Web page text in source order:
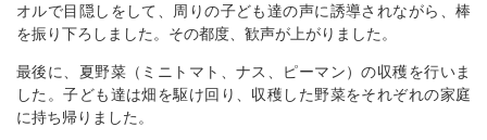
オルで目隠しをして、周りの子ども達の声に誘導されながら、棒
を振り下ろしました。その都度、歓声が上がりました。
最後に、夏野菜（ミニトマト、ナス、ピーマン）の収穫を行いま
した。子ども達は畑を駆け回り、収穫した野菜をそれぞれの家庭
に持ち帰りました。